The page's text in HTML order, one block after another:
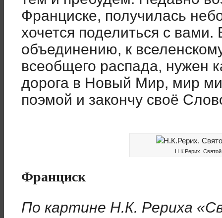
Франциске, получилась
хочется поделиться с
объединению, к
всеобщего распада, нужен
дорога в Новый Мир, мир
поэмой и закончу своё
Н.К.Рерих.
Франциск
По картине Н.К. Рериха